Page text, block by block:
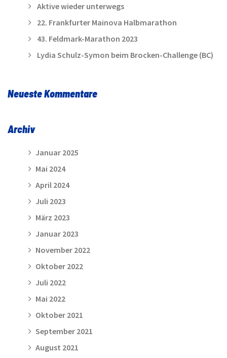
Aktive wieder unterwegs
22. Frankfurter Mainova Halbmarathon
43. Feldmark-Marathon 2023
Lydia Schulz-Symon beim Brocken-Challenge (BC)
Neueste Kommentare
Archiv
Januar 2025
Mai 2024
April 2024
Juli 2023
März 2023
Januar 2023
November 2022
Oktober 2022
Juli 2022
Mai 2022
Oktober 2021
September 2021
August 2021